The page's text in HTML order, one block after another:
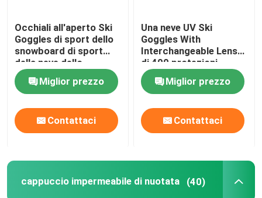
Occhiali all'aperto Ski
Goggles di sport dello
snowboard di sport
della neve dello
specchio di strati di
doppio di alta qualità di
inverno su ordinazione
antinebbia della lente
Miglior prezzo
Contattaci
Una neve UV Ski
Goggles With
Interchangeable Lens
di 400 protezioni
Miglior prezzo
Contattaci
cappuccio impermeabile di nuotata (40)